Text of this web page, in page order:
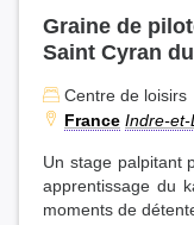
Graine de
Saint Cyran
Centre de loisirs
France Indre-et-
Un stage palpitant
apprentissage du
moments de